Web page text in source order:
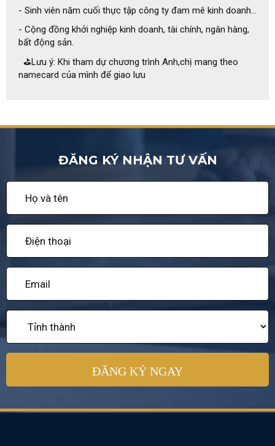
- Sinh viên năm cuối thực tập công ty đam mê kinh doanh…
- Cộng đồng khởi nghiệp kinh doanh, tài chính, ngân hàng,
bất động sản.
⛳Lưu ý: Khi tham dự chương trình Anh,chị mang theo
namecard của mình để giao lưu
ĐĂNG KÝ NHẬN TƯ VẤN